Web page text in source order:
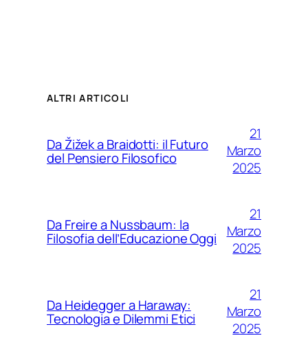
ALTRI ARTICOLI
Da Žižek a Braidotti: il Futuro
del Pensiero Filosofico
21
Marzo
2025
Da Freire a Nussbaum: la
Filosofia dell’Educazione Oggi
21
Marzo
2025
Da Heidegger a Haraway:
Tecnologia e Dilemmi Etici
21
Marzo
2025